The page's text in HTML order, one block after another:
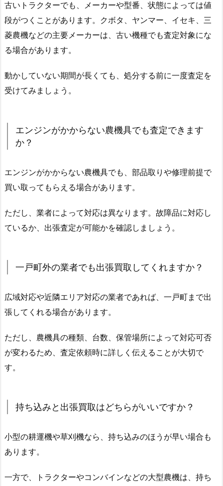
古いトラクターでも、メーカーや型番、状態によっては値
段がつくことがあります。クボタ、ヤンマー、イセキ、三
菱農機などの主要メーカーは、古い機種でも査定対象にな
る場合があります。
動かしていない期間が長くても、処分する前に一度査定を
受けてみましょう。
エンジンがかからない農機具でも査定できます
か？
エンジンがかからない農機具でも、部品取りや修理前提で
買い取ってもらえる場合があります。
ただし、業者によって対応は異なります。故障品に対応し
ているか、出張査定が可能かを確認しましょう。
一戸町外の業者でも出張買取してくれますか？
広域対応や近隣エリア対応の業者であれば、一戸町まで出
張してくれる場合があります。
ただし、農機具の種類、台数、保管場所によって対応可否
が変わるため、査定依頼時に詳しく伝えることが大切で
す。
持ち込みと出張買取はどちらがいいですか？
小型の耕運機や草刈機なら、持ち込みのほうが早い場合も
あります。
一方で、トラクターやコンバインなどの大型農機は、持ち